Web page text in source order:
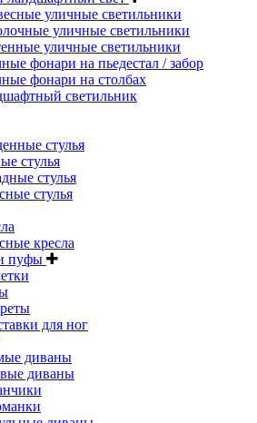
уличные светильники
уличные светильники
уличные светильники
фонари на пьедестал / забор
фонари на столбах
светильник
стулья
стулья
стулья
стулья
кресла
пуфы
для ног
диваны
диваны